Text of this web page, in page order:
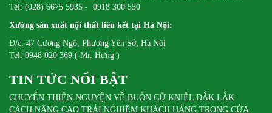
Tel: (028) 6675 5935 - 0918 300 550
Xưởng sản xuất nội thất liên kết tại Hà Nội:
Đ/c: 47 Cương Ngô, Phường Yên Sở, Hà Nội
Tel: 0948 020 369 ( Mr. Hưng )
TIN TỨC NỔI BẬT
CHUYẾN THIỆN NGUYỆN VỀ BUÔN CỮ KNIÊL ĐẮK LẮK
CÁCH NÂNG CAO TRẢI NGHIỆM KHÁCH HÀNG TRONG CỬA